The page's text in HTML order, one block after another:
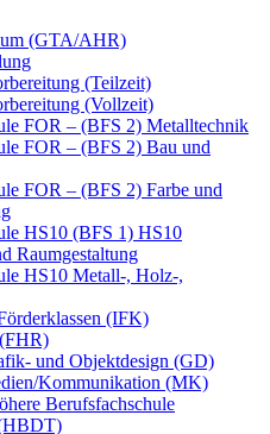
(GTA/AHR)
(Teilzeit)
(Vollzeit)
FOR – (BFS 2) Metalltechnik
FOR – (BFS 2) Bau und
FOR – (BFS 2) Farbe und
HS10 (BFS 1) HS10
Raumgestaltung
HS10 Metall-, Holz-,
(IFK)
und Objektdesign (GD)
Kommunikation (MK)
Berufsfachschule